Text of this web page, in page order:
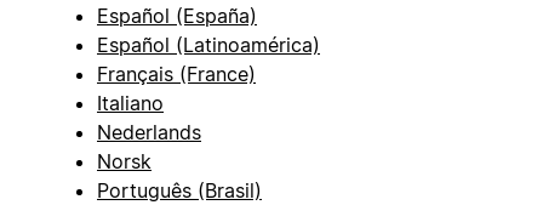
Español (España)
Español (Latinoamérica)
Français (France)
Italiano
Nederlands
Norsk
Português (Brasil)